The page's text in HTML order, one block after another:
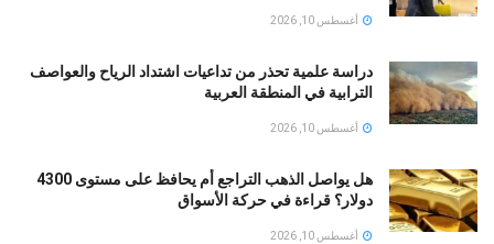
أغسطس 10, 2026
دراسة علمية تحذر من تداعيات اشتداد الرياح والعواصف
الترابية في المنطقة العربية
أغسطس 10, 2026
هل يواصل الذهب التراجع أم يحافظ على مستوى 4300
دولار؟ قراءة في حركة الأسواق
أغسطس 10, 2026